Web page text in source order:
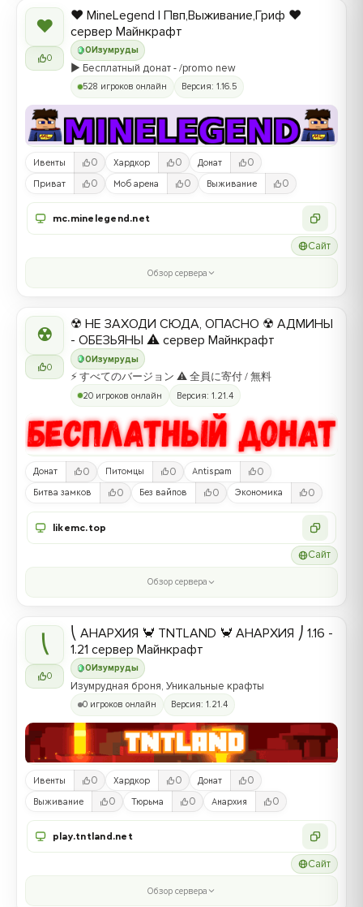
❤
0
0 Изумруды
❤️ MineLegend | Пвп,Выживание,Гриф ❤️
сервер Майнкрафт
▶️ Бесплатный донат - /promo new
528 игроков онлайн Версия: 1.16.5
Ивенты 0 Хардкор 0 Донат 0
Приват 0 Моб арена 0 Выживание 0
mc.minelegend.net
Сайт
Обзор сервера
☢
0
0Изумруды
☢ НЕ ЗАХОДИ СЮДА, ОПАСНО ☢ АДМИНЫ
- ОБЕЗЬЯНЫ ⚠ сервер Майнкрафт
⚡ すべてのバージョン ⚠ 全員に寄付 / 無料
20 игроков онлайн Версия: 1.21.4
Донат 0 Питомцы 0 Antispam 0
Битва замков 0 Без вайпов 0 Экономика 0
likemc.top
Сайт
Обзор сервера
⎝
0
0 Изумруды
⎝ АНАРХИЯ 🦀 TNTLAND 🦀 АНАРХИЯ ⎠ 1.16 -
1.21 сервер Майнкрафт
Изумрудная броня, Уникальные крафты
0 игроков онлайн Версия: 1.21.4
Ивенты 0 Хардкор 0 Донат 0
Выживание 0 Тюрьма 0 Анархия 0
play.tntland.net
Сайт
Обзор сервера